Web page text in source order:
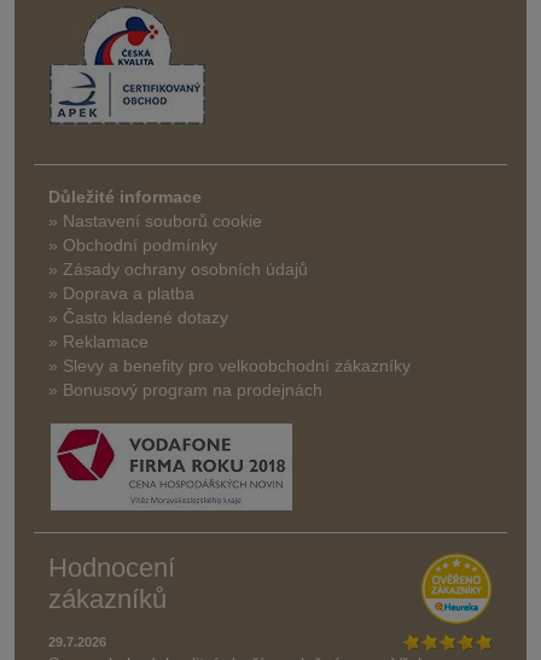
Důležité informace
» Nastavení souborů cookie
» Obchodní podmínky
» Zásady ochrany osobních údajů
» Doprava a platba
» Často kladené dotazy
» Reklamace
» Slevy a benefity pro velkoobchodní zákazníky
» Bonusový program na prodejnách
Hodnocení
zákazníků
29.7.2026